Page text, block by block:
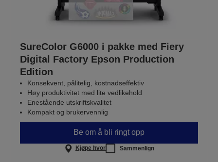
SureColor G6000 i pakke med Fiery
Digital Factory Epson Production
Edition
Konsekvent, pålitelig, kostnadseffektiv
Høy produktivitet med lite vedlikehold
Enestående utskriftskvalitet
Kompakt og brukervennlig
Be om å bli ringt opp
Kjøpe hvor Sammenlign